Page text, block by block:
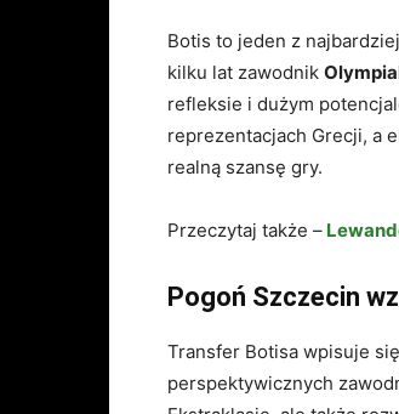
Botis to jeden z
kilku lat zawodnik
refleksie i dużym
reprezentacjach Grecji, a
realną szansę gry.
Przeczytaj także –
Pogoń Szczecin
Transfer Botisa wpisuje
perspektywicznych